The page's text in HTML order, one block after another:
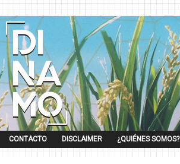
CONTACTO DISCLAIMER ¿QUIÉNES SOMOS?